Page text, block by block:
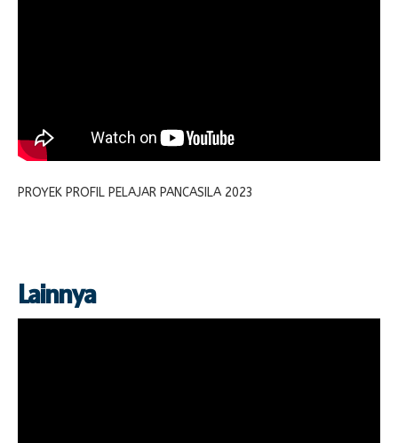
PROYEK PROFIL PELAJAR PANCASILA 2023
Lainnya